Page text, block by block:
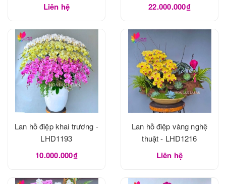
Liên hệ 22.000.000₫
Lan hồ điệp khai trương -
LHD1193
10.000.000₫
Lan hồ điệp vàng nghệ
thuật - LHD1216
Liên hệ